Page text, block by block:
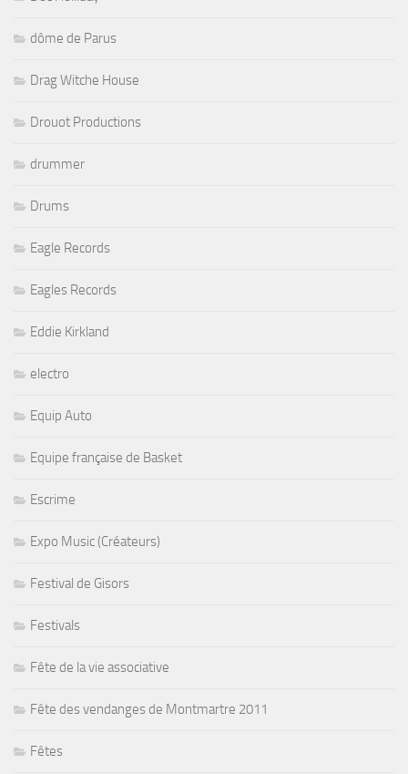
dôme de Parus
Drag Witche House
Drouot Productions
drummer
Drums
Eagle Records
Eagles Records
Eddie Kirkland
electro
Equip Auto
Equipe française de Basket
Escrime
Expo Music (Créateurs)
Festival de Gisors
Festivals
Fête de la vie associative
Fête des vendanges de Montmartre 2011
Fêtes